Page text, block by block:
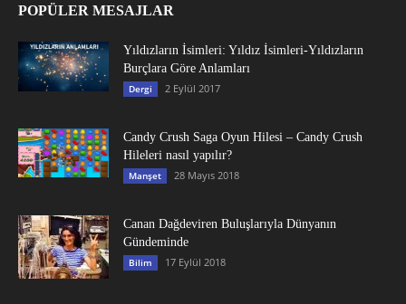
POPÜLER MESAJLAR
Yıldızların İsimleri: Yıldız İsimleri-Yıldızların
Burçlara Göre Anlamları
Dergi 2 Eylül 2017
Candy Crush Saga Oyun Hilesi – Candy Crush
Hileleri nasıl yapılır?
Manşet 28 Mayıs 2018
Canan Dağdeviren Buluşlarıyla Dünyanın
Gündeminde
Bilim 17 Eylül 2018